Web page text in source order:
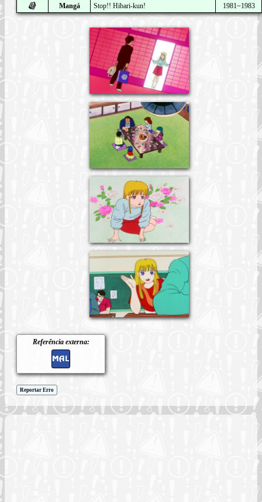
Mangá
Stop!! Hibari-kun! 1981~1983
Referência externa:
Reportar Erro